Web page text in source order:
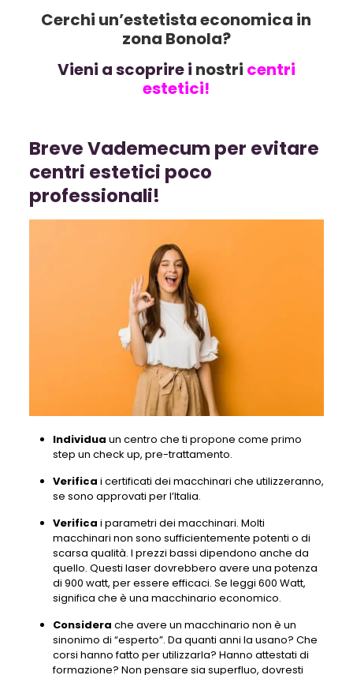
Cerchi un’estetista economica in
zona Bonola?
Vieni a scoprire i nostri centri
estetici!
Breve Vademecum per evitare
centri estetici poco
professionali!
Individua un centro che ti propone come primo
step un check up, pre-trattamento.
Verifica i certificati dei macchinari che utilizzeranno,
se sono approvati per l’Italia.
Verifica i parametri dei macchinari. Molti
macchinari non sono sufficientemente potenti o di
scarsa qualità. I prezzi bassi dipendono anche da
quello. Questi laser dovrebbero avere una potenza
di 900 watt, per essere efficaci. Se leggi 600 Watt,
significa che è una macchinario economico.
Considera che avere un macchinario non è un
sinonimo di “esperto”. Da quanti anni la usano? Che
corsi hanno fatto per utilizzarla? Hanno attestati di
formazione? Non pensare sia superfluo, dovresti